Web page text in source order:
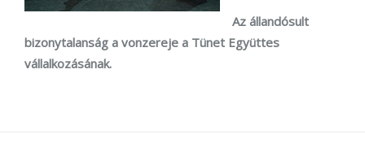
Az állandósult
bizonytalanság a vonzereje a Tünet Együttes
vállalkozásának.